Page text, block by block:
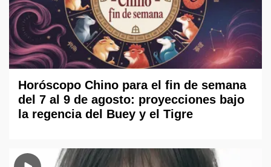
Horóscopo Chino para el fin de semana
del 7 al 9 de agosto: proyecciones bajo
la regencia del Buey y el Tigre